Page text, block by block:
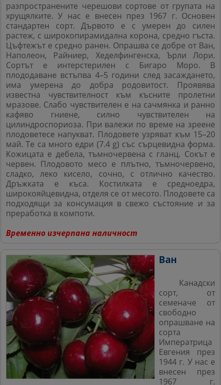
разпространените черешови сортове от групата на
хрущялките. У нас е внесен през 1967 г. Основен
стандартен сорт. Дървото е с умерен до силен
растеж, с широкопирамидална корона, средно гъста.
Цъфтежът е средно ранен. Опрашва се добре от Ван,
Наполеон, Райниер, Хеделфингенска, Ърли Лори.
Сортът е интерстерилен с Бигаро Моро. В
плододаване встъпва 4–5 години след засаждането,
има умерена до добра родовитост. Проявява
известна чувствителност към късните пролетни
мразове. Слабо чувствителен е на сачмянка и ранно
кафяво гниене, силно чувствителен на
цилиндроспориоза. При валежи по време на зреене
плодоветесе напукват. Плодовете узряват към 15–20
май. Те са много едри (7.4 g) със сърцевидна форма.
Кожицата е дебела, тъмночервена с гланц. Сокът е
червен. Плодовото месо е плътно, тъмночервено,
сладко, леко кисело, сочно, с отлично качество.
Дръжката е къса. Костилката е средноедра,
широкояйцевидна, отделя се от месото. Плодовете са
подходящи за консумация в свежо състояние и за
преработка в компоти.
Временно изчерпана наличност
Ван
Канадски
сорт, от
семеначе от
свободно
опрашване на
сорта
Императрица
Евгения през
1944 г. У нас е
внесен през
1967 г.